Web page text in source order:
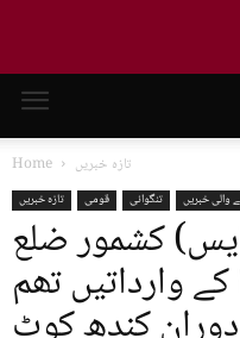
Home تازہ خبریں
تازہ خبریں قومی تنگوانی والی خبریں
کشمور ضلع
وارداتیں تھم